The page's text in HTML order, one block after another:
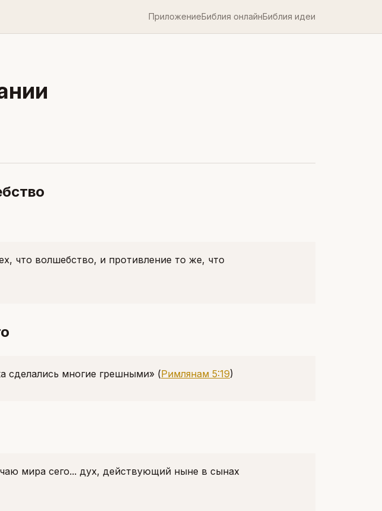
ПриложениеБиблия онлайнБиблия идеи
что волшебство, и противление то же, что
сделались многие грешными» (Римлянам 5:19)
мира сего... дух, действующий ныне в сынах